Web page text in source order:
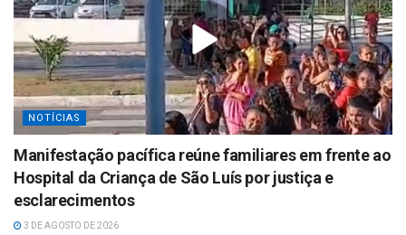
NOTÍCIAS
Manifestação pacífica reúne familiares em frente ao
Hospital da Criança de São Luís por justiça e
esclarecimentos
3 DE AGOSTO DE 2026